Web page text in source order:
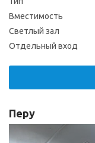
Вместимость
Светлый зал
Отдельный вход
Перу